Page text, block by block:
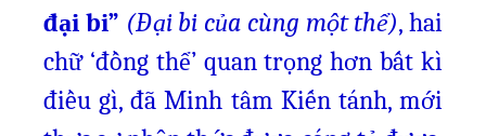
đại bi” (Đại bi của cùng một thể), hai
chữ ‘đồng thể’ quan trọng hơn bất kì
điều gì, đã Minh tâm Kiến tánh, mới